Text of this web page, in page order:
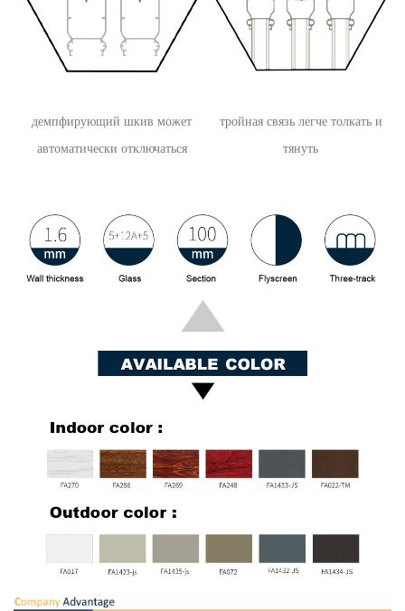
демпфирующий шкив может
автоматически отключаться
тройная связь легче толкать и
тянуть